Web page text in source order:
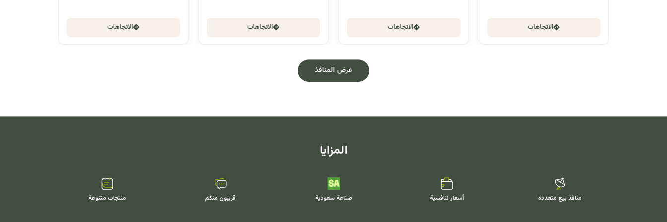
الاتجاهات الاتجاهات الاتجاهات الاتجاهات
عرض المنافذ
المزايا
منافذ بيع متعددة أسعار تنافسية صناعة سعودية قريبون منكم منتجات متنوعة